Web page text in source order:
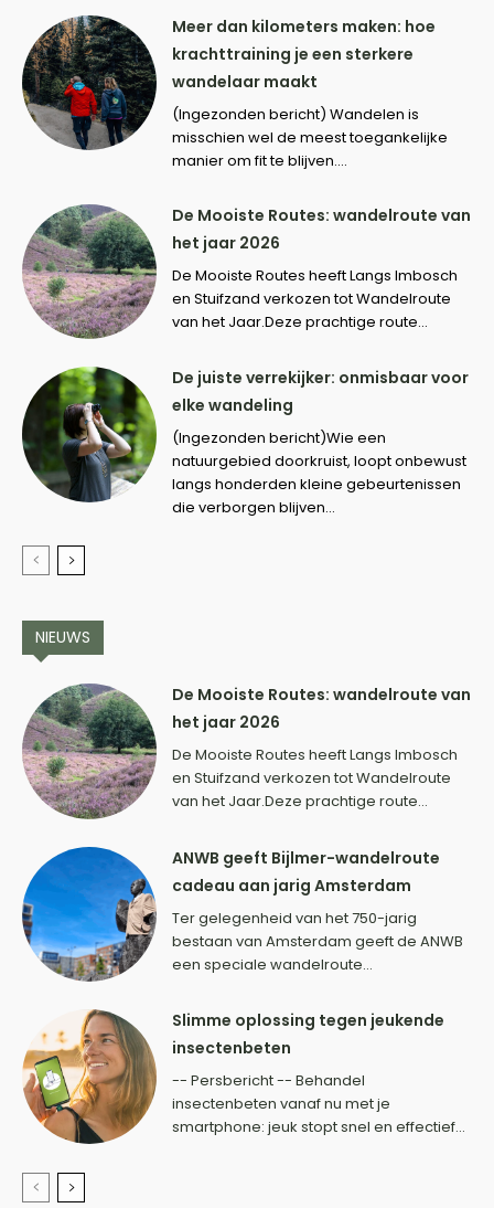
Meer dan kilometers maken: hoe
krachttraining je een sterkere
wandelaar maakt
(Ingezonden bericht) Wandelen is
misschien wel de meest toegankelijke
manier om fit te blijven....
De Mooiste Routes: wandelroute van
het jaar 2026
De Mooiste Routes heeft Langs Imbosch
en Stuifzand verkozen tot Wandelroute
van het Jaar.Deze prachtige route...
De juiste verrekijker: onmisbaar voor
elke wandeling
(Ingezonden bericht)Wie een
natuurgebied doorkruist, loopt onbewust
langs honderden kleine gebeurtenissen
die verborgen blijven...
NIEUWS
De Mooiste Routes: wandelroute van
het jaar 2026
De Mooiste Routes heeft Langs Imbosch
en Stuifzand verkozen tot Wandelroute
van het Jaar.Deze prachtige route...
ANWB geeft Bijlmer-wandelroute
cadeau aan jarig Amsterdam
Ter gelegenheid van het 750-jarig
bestaan van Amsterdam geeft de ANWB
een speciale wandelroute...
Slimme oplossing tegen jeukende
insectenbeten
-- Persbericht -- Behandel
insectenbeten vanaf nu met je
smartphone: jeuk stopt snel en effectief...